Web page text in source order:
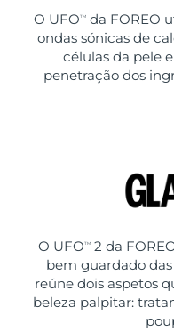
O UFO TMda FOREO
ondas sónicas de
células da pele
penetração dos
O UFO TM
2 da
bem guardado
reúne dois aspetos
beleza palpitar: